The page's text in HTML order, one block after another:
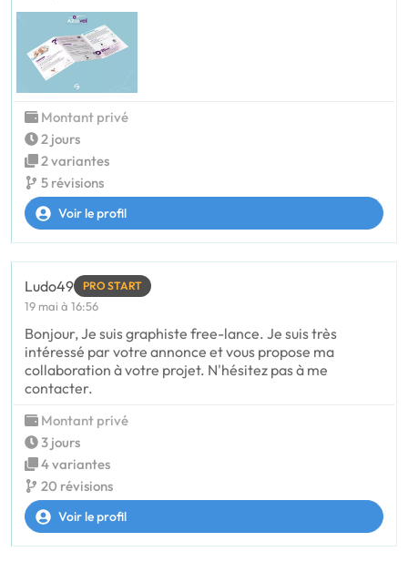
Montant privé
2 jours
2 variantes
5 révisions
Voir le profil
Ludo49 PRO START
19 mai à 16:56
Bonjour, Je suis graphiste free-lance. Je suis très
intéressé par votre annonce et vous propose ma
collaboration à votre projet. N'hésitez pas à me
contacter.
Montant privé
3 jours
4 variantes
20 révisions
Voir le profil